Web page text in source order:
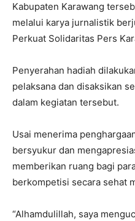
Kabupaten Karawang
melalui karya jurnalistik
Perkuat Solidaritas Pers
Penyerahan hadiah
pelaksana dan disaksikan
dalam kegiatan tersebut.
Usai menerima
bersyukur dan
memberikan ruang bagi
berkompetisi secara sehat
“Alhamdulillah, saya